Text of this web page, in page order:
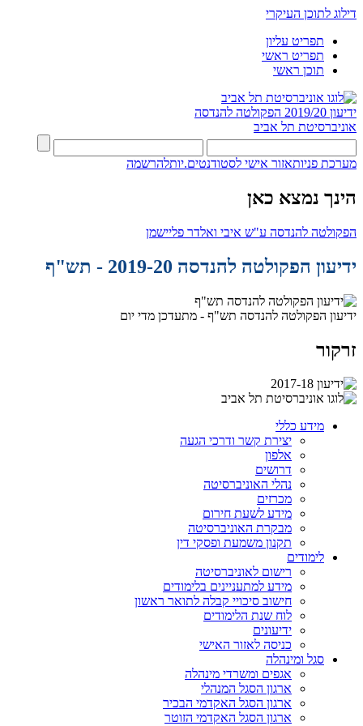
דילוג לתוכן העיקרי
תפריט עליון
תפריט ראשי
תוכן ראשי
ידיעון 2019/20
הפקולטה להנדסה
אוניברסיטת תל אביב
מערכת פניותאזור אישי לסטודנטים.יותלהרשמה
הינך נמצא כאן
הפקולטה להנדסה ע"ש איבי ואלדר פליישמן
ידיעון הפקולטה להנדסה 2019-20 - תש"ף
ידיעון הפקולטה להנדסה תש"ף - מתעדכן מדי יום
זרקור
מידע כללי
יצירת קשר ודרכי הגעה
אלפון
דרושים
נהלי האוניברסיטה
מכרזים
מידע לשעת חירום
מבקרת האוניברסיטה
תקנון משמעת ופסקי דין
לימודים
רישום לאוניברסיטה
מידע למתעניינים בלימודים
חישוב סיכויי קבלה לתואר ראשון
לוח שנת הלימודים
ידיעונים
כניסה לאזור האישי
סגל ומינהלה
אגפים ומשרדי מינהלה
ארגון הסגל המנהלי
ארגון הסגל האקדמי הבכיר
ארגון הסגל האקדמי הזוטר